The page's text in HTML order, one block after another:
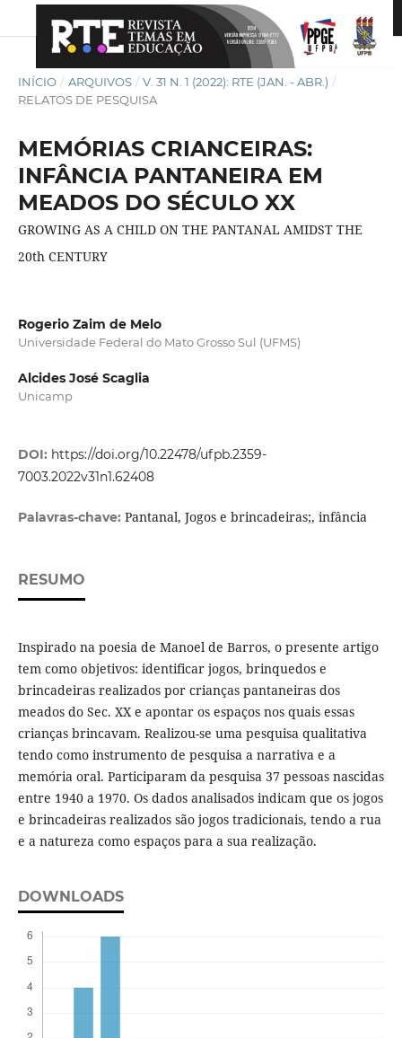
INÍCIO / ARQUIVOS / V. 31 N. 1 (2022): RTE (JAN. - ABR.) /
RELATOS DE PESQUISA
MEMÓRIAS CRIANCEIRAS:
INFÂNCIA PANTANEIRA EM
MEADOS DO SÉCULO XX
GROWING AS A CHILD ON THE PANTANAL AMIDST THE
20th CENTURY
Rogerio Zaim de Melo
Universidade Federal do Mato Grosso Sul (UFMS)
Alcides José Scaglia
Unicamp
DOI: https://doi.org/10.22478/ufpb.2359-
7003.2022v31n1.62408
Palavras-chave: Pantanal, Jogos e brincadeiras;, infância
RESUMO
Inspirado na poesia de Manoel de Barros, o presente artigo
tem como objetivos: identificar jogos, brinquedos e
brincadeiras realizados por crianças pantaneiras dos
meados do Sec. XX e apontar os espaços nos quais essas
crianças brincavam. Realizou-se uma pesquisa qualitativa
tendo como instrumento de pesquisa a narrativa e a
memória oral. Participaram da pesquisa 37 pessoas nascidas
entre 1940 a 1970. Os dados analisados indicam que os jogos
e brincadeiras realizados são jogos tradicionais, tendo a rua
e a natureza como espaços para a sua realização.
DOWNLOADS